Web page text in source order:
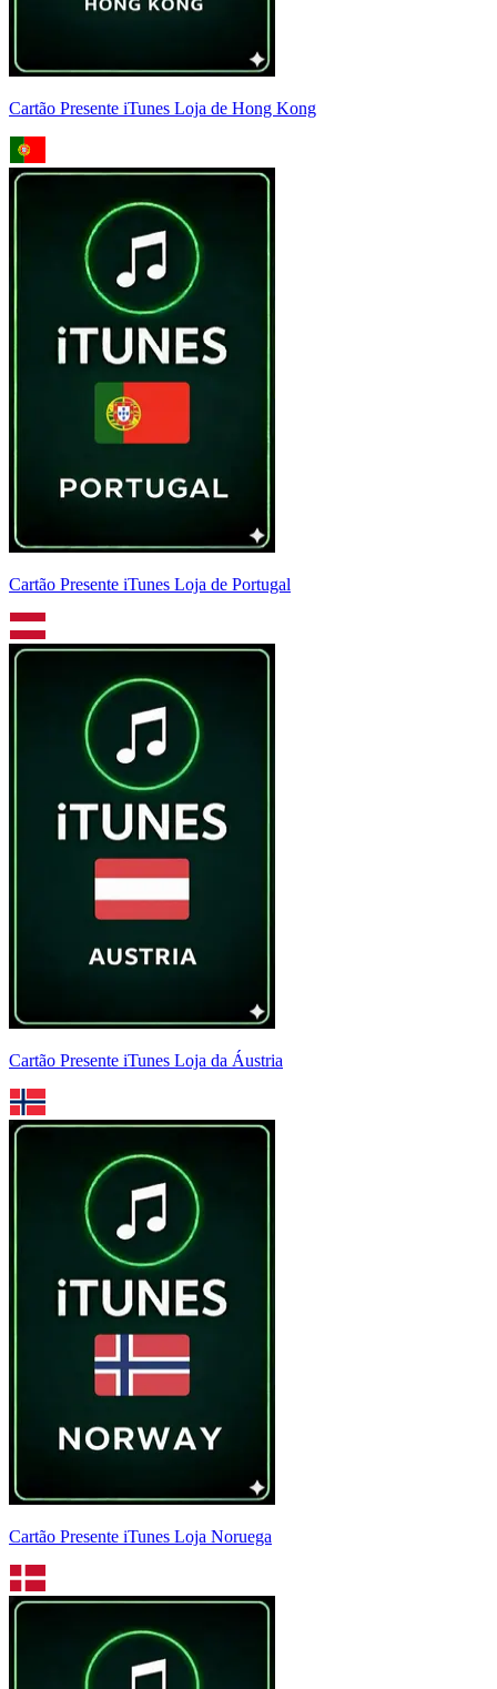
Cartão Presente iTunes Loja de Hong Kong
Cartão Presente iTunes Loja de Portugal
Cartão Presente iTunes Loja da Áustria
Cartão Presente iTunes Loja Noruega